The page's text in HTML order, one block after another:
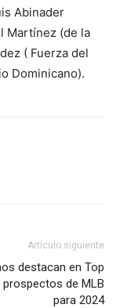
Abinader
Martínez (de la
( Fuerza del
Dominicano).
Artículo siguiente
destacan en Top
prospectos de MLB
para 2024